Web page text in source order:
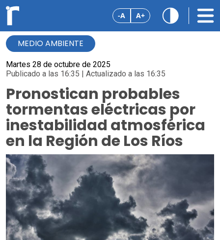
-A A+
MEDIO AMBIENTE
Martes 28 de octubre de 2025
Publicado a las 16:35 | Actualizado a las 16:35
Pronostican probables
tormentas eléctricas por
inestabilidad atmosférica
en la Región de Los Ríos